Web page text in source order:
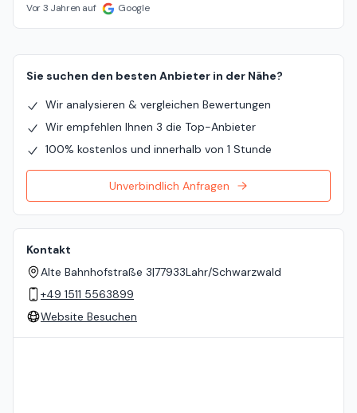
Vor 3 Jahren auf Google
Sie suchen den besten Anbieter in der Nähe?
Wir analysieren & vergleichen Bewertungen
Wir empfehlen Ihnen 3 die Top-Anbieter
100% kostenlos und innerhalb von 1 Stunde
Unverbindlich Anfragen
Kontakt
Alte Bahnhofstraße 3|77933Lahr/Schwarzwald
+49 1511 5563899
Website Besuchen